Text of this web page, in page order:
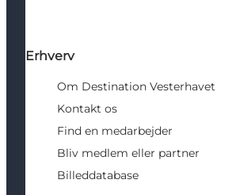
Erhverv
Om Destination Vesterhavet
Kontakt os
Find en medarbejder
Bliv medlem eller partner
Billeddatabase